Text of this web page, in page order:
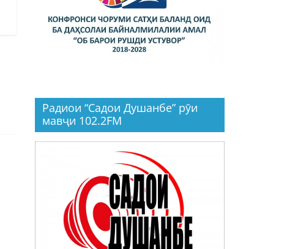
Радиои “Садои Душанбе” рӯи
мавҷи 102.2FM